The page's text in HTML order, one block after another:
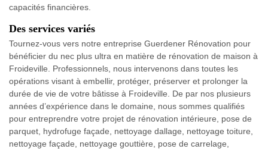
capacités financières.
Des services variés
Tournez-vous vers notre entreprise Guerdener Rénovation pour
bénéficier du nec plus ultra en matière de rénovation de maison à
Froideville. Professionnels, nous intervenons dans toutes les
opérations visant à embellir, protéger, préserver et prolonger la
durée de vie de votre bâtisse à Froideville. De par nos plusieurs
années d’expérience dans le domaine, nous sommes qualifiés
pour entreprendre votre projet de rénovation intérieure, pose de
parquet, hydrofuge façade, nettoyage dallage, nettoyage toiture,
nettoyage façade, nettoyage gouttière, pose de carrelage,